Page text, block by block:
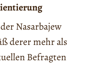
Nasarbajew
derer mehr als
Befragten